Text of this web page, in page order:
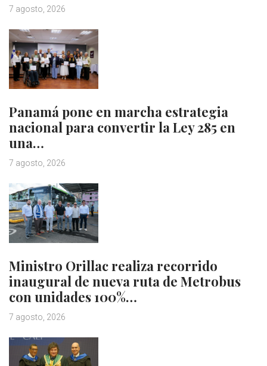
7 agosto, 2026
Panamá pone en marcha estrategia
nacional para convertir la Ley 285 en
una…
7 agosto, 2026
Ministro Orillac realiza recorrido
inaugural de nueva ruta de Metrobus
con unidades 100%…
7 agosto, 2026